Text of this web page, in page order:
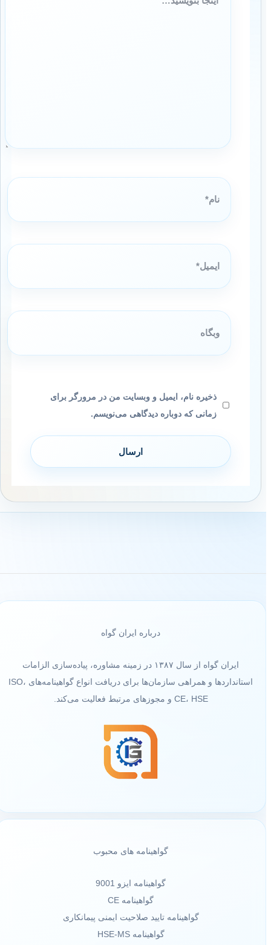
بنویسید…
نام*
ایمیل*
وبگاه
ذخیره نام، ایمیل و وبسایت من در مرورگر برای
زمانی که دوباره دیدگاهی می‌نویسم.
درباره ایران گواه
ایران گواه از سال ۱۳۸۷ در زمینه مشاوره، پیاده‌سازی الزامات
استانداردها و همراهی سازمان‌ها برای دریافت انواع گواهینامه‌های ISO،
CE، HSE و مجوزهای مرتبط فعالیت می‌کند.
گواهینامه های محبوب
گواهینامه ایزو 9001
گواهینامه CE
گواهینامه تایید صلاحیت ایمنی پیمانکاری
گواهینامه HSE-MS